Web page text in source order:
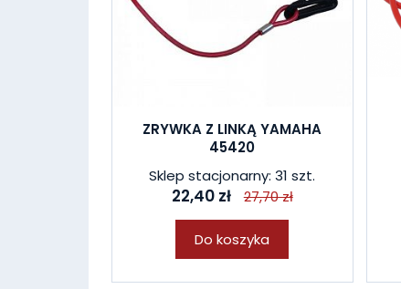
ZRYWKA Z LINKĄ YAMAHA
45420
Sklep stacjonarny: 31 szt.
22,40 zł 27,70 zł
Do koszyka